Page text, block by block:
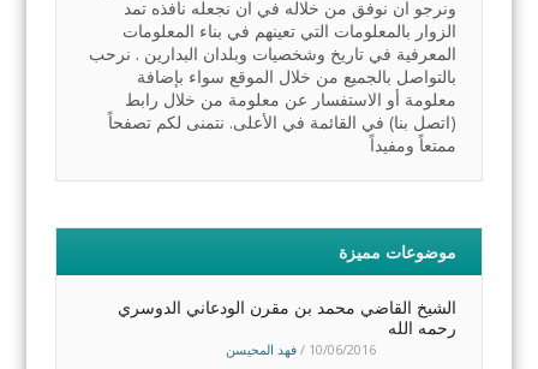
ونرجو ان نوفق من خلاله في ان نجعله نافذه تمد
الزوار بالمعلومات التي تعينهم في بناء المعلومات
المعرفية في تاريخ وشخصيات وبلدان البدارين . نرحب
بالتواصل بالجميع من خلال الموقع سواء بإضافة
معلومة أو الاستفسار عن معلومة من خلال رابط
(اتصل بنا) في القائمة في الأعلى. نتمنى لكم تصفحاً
ممتعاً ومفيداً
موضوعات مميزة
الشيخ القاضي محمد بن مقرن الودعاني الدوسري
رحمه الله
10/06/2016
/ فهد المحيسن